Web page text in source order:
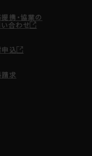
携・協業の
合わせ
申込
求